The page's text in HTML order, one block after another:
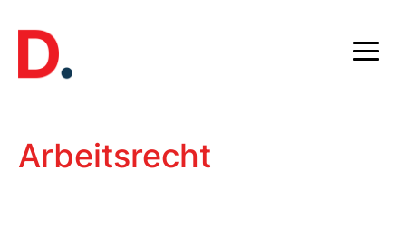
Inhalt
springen
Arbeitsrecht